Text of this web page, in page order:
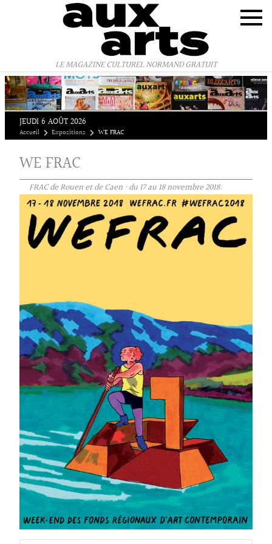
LE MAGAZINE CULTUREL NORMAND GRATUIT
JEUDI 6 AOÛT 2026
Accueil Expositions WE FRAC
WE FRAC
FRAC de Rouen et de Caen · du 17 au 18 novembre 2018.
Panneau de gestion des cookies